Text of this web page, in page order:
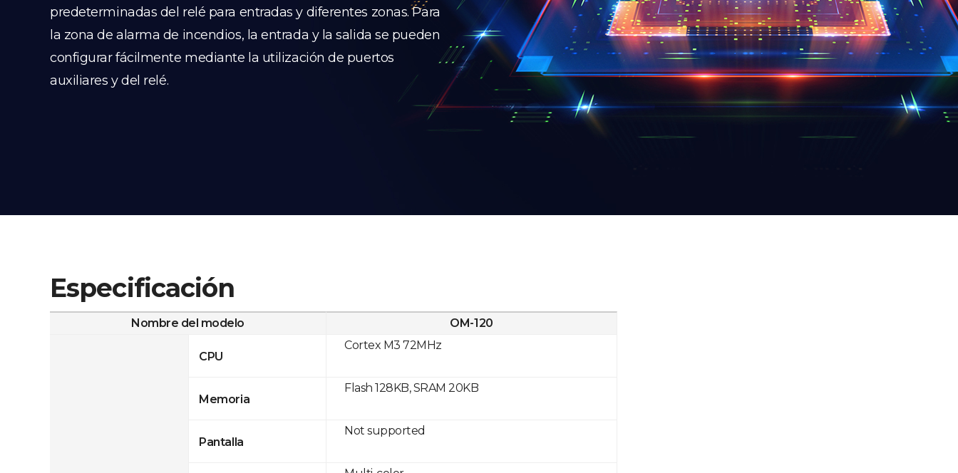
predeterminadas del relé para entradas y diferentes zonas. Para
la zona de alarma de incendios, la entrada y la salida se pueden
configurar fácilmente mediante la utilización de puertos
auxiliares y del relé.
Especificación
Nombre del modelo
CPU
Memoria
Pantalla
OM-120
Cortex M3 72MHz
Flash 128KB, SRAM 20KB
Not supported